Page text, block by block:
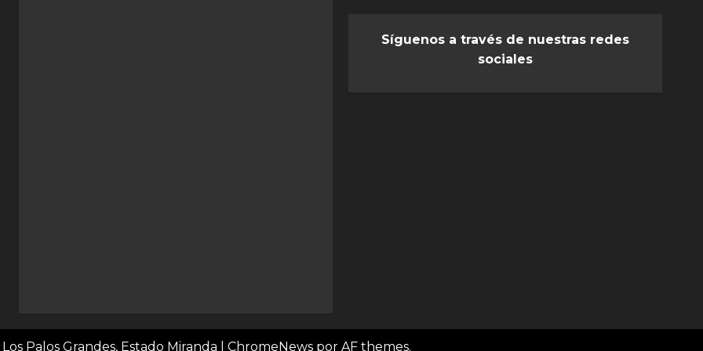
Síguenos a través de nuestras redes
sociales
Palos Grandes, Estado Miranda ChromeNews por AF themes.